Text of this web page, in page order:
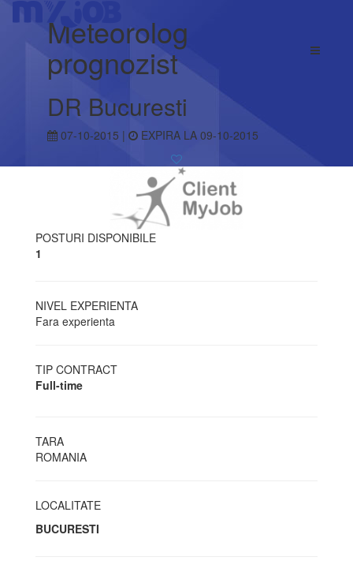
Meteorolog
prognozist
DR Bucuresti
07-10-2015 | EXPIRA LA 09-10-2015
POSTURI DISPONIBILE
1
NIVEL EXPERIENTA
Fara experienta
TIP CONTRACT
Full-time
TARA
ROMANIA
LOCALITATE
BUCURESTI